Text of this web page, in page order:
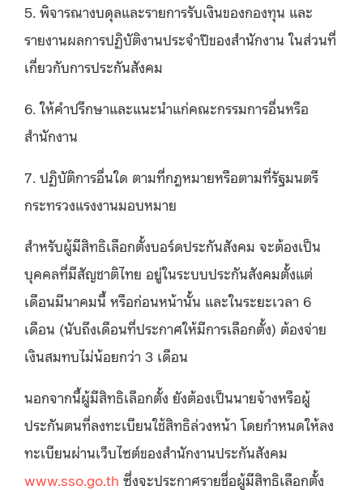
5. พิจารณางบดุลและรายการรับเงินของกองทุน และ
รายงานผลการปฏิบัติงานประจำปีของสำนักงาน ในส่วนที่
เกี่ยวกับการประกันสังคม
6. ให้คำปรึกษาและแนะนำแก่คณะกรรมการอื่นหรือ
สำนักงาน
7. ปฏิบัติการอื่นใด ตามที่กฎหมายหรือตามที่รัฐมนตรี
กระทรวงแรงงานมอบหมาย
สำหรับผู้มีสิทธิเลือกตั้งบอร์ดประกันสังคม จะต้องเป็น
บุคคลที่มีสัญชาติไทย อยู่ในระบบประกันสังคมตั้งแต่
เดือนมีนาคมนี้ หรือก่อนหน้านั้น และในระยะเวลา 6
เดือน (นับถึงเดือนที่ประกาศให้มีการเลือกตั้ง) ต้องจ่าย
เงินสมทบไม่น้อยกว่า 3 เดือน
นอกจากนี้ผู้มีสิทธิเลือกตั้ง ยังต้องเป็นนายจ้างหรือผู้
ประกันตนที่ลงทะเบียนใช้สิทธิล่วงหน้า โดยกำหนดให้ลง
ทะเบียนผ่านเว็บไซต์ของสำนักงานประกันสังคม
www.sso.go.th ซึ่งจะประกาศรายชื่อผู้มีสิทธิเลือกตั้ง